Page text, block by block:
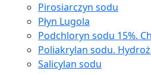
Pirosiarczyn sodu
Płyn Lugola
Podchloryn sodu 15%.
Poliakrylan sodu.
Salicylan sodu